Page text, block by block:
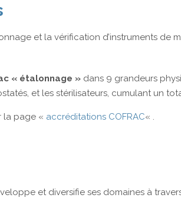
et la vérification d’instruments de
« étalonnage »dans 9 grandeurs
et les stérilisateurs, cumulant un
la page « accréditations COFRAC« .
et diversifie ses domaines à